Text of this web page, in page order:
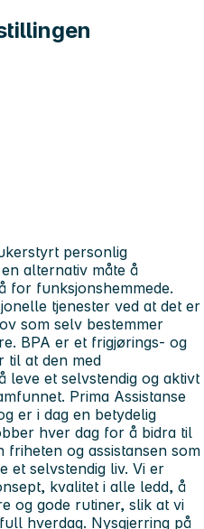
personlig
alternativ måte å
for funksjonshemmede.
tjenester ved at det er
som selv bestemmer
BPA er et frigjørings- og
til at den med
leve et selvstendig og aktivt
Prima Assistanse
er i dag en betydelig
hver dag for å bidra til
friheten og assistansen som
et selvstendig liv. Vi er
kvalitet i alle ledd, å
og gode rutiner, slik at vi
hverdag. Nysgjerring på